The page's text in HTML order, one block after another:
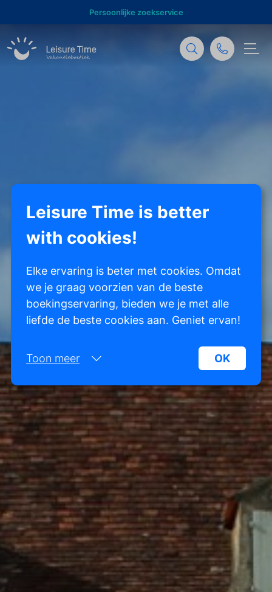
Persoonlijke zoekservice
Leisure Time is better
with cookies!
Elke ervaring is beter met cookies. Omdat
we je graag voorzien van de beste
boekingservaring, bieden we je met alle
liefde de beste cookies aan. Geniet ervan!
Toon meer OK
Noodzakelijk:
Noodzakelijke cookies helpen een website
bruikbaarder te maken, door basisfuncties als
paginanavigatie en toegang tot beveiligde
gedeelten van de website mogelijk te maken.
Zonder deze cookies kan de website niet naar
behoren werken.
Marketing:
Deze site gebruikt cookies en Google
technologieën om het siteverkeer te analyseren.
Het doel van marketingcookies is advertenties
weergeven die zijn afgestemd op en relevant zijn
voor de individuele gebruiker. Deze advertenties
worden zo waardevoller voor uitgevers en externe